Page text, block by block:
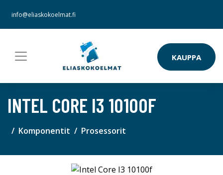
info@eliaskokoelmat.fi
KAUPPA
INTEL CORE I3 10100F
Komponentit Prosessorit